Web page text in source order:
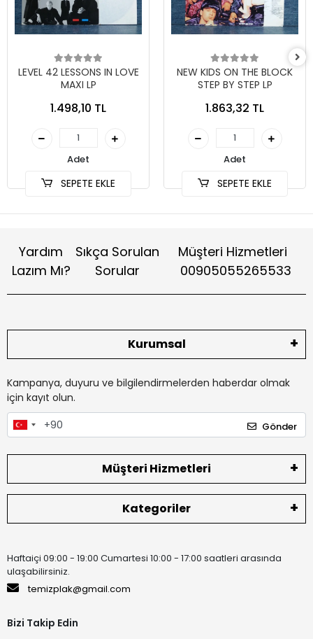
LEVEL 42 LESSONS IN LOVE
MAXI LP
1.498,10 TL
Adet
SEPETE EKLE
NEW KIDS ON THE BLOCK
STEP BY STEP LP
1.863,32 TL
Adet
SEPETE EKLE
Yardım
Lazım Mı?
Sıkça Sorulan
Sorular
Müşteri Hizmetleri
00905055265533
Kurumsal
Kampanya, duyuru ve bilgilendirmelerden haberdar olmak
için kayıt olun.
Gönder
Müşteri Hizmetleri
Kategoriler
Haftaiçi 09:00 - 19:00 Cumartesi 10:00 - 17:00 saatleri arasında
ulaşabilirsiniz.
temizplak@gmail.com
Bizi Takip Edin